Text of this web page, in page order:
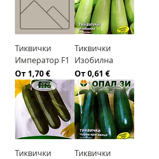
Тиквички
Император F1
От 1,70 €
Продажна цена
Тиквички
Изобилна
От0,61 €
Продажна цена
Тиквички
Тиквички